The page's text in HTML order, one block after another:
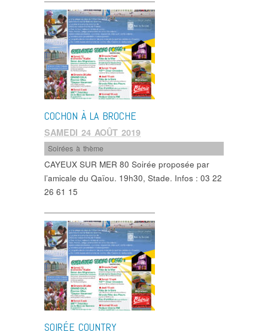
COCHON À LA BROCHE
SAMEDI 24 AOÛT 2019
Soirées à thème
CAYEUX SUR MER 80 Soirée proposée par
l’amicale du Qaïou. 19h30, Stade. Infos : 03 22
26 61 15
SOIRÉE COUNTRY